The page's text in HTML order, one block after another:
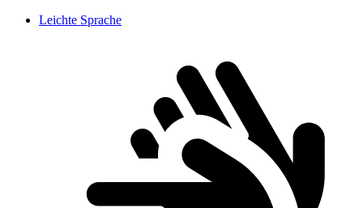
Leichte Sprache